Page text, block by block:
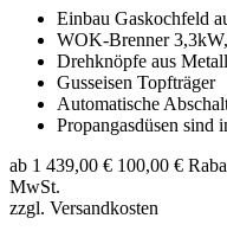
Einbau Gaskochfeld
WOK-Brenner
Drehknöpfe aus Metall
Gusseisen Topfträger
Automatische
Propangasdüsen sind
ab 1 439,00 € 100,00 €
MwSt.
zzgl. Versandkosten